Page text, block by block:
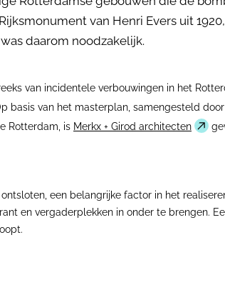
van Henri Evers uit
daarom noodzakelijk.
van incidentele verbouwingen in het
basis van het masterplan, samengesteld door
Rotterdam, is Merkx + Girod architecten
een belangrijke factor in het
en vergaderplekken in onder te brengen.